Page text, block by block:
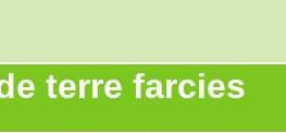
terre farcies